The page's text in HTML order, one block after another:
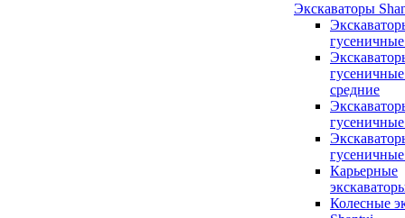
Экскаваторы
средние
Карьерные
Колесные